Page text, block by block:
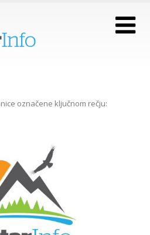
označene ključnom rečju: